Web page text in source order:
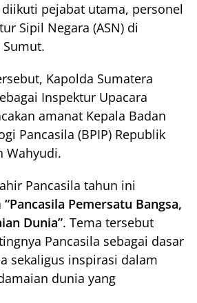
pejabat utama, personel
Sipil Negara (ASN) di
Kapolda Sumatera
Inspektur Upacara
amanat Kepala Badan
Pancasila (BPIP) Republik
Wahyudi.
Pancasila tahun ini
“Pancasila Pemersatu Bangsa,
Dunia”. Tema tersebut
Pancasila sebagai dasar
sekaligus inspirasi dalam
dunia yang